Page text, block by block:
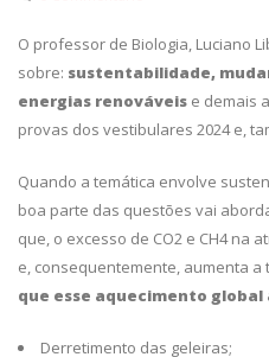
O professor de Biologia, Luciano
sobre: sustentabilidade,
energias renováveis e demais
provas dos vestibulares 2024 e,
Quando a temática envolve
boa parte das questões vai
que, o excesso de CO2 e CH4 na
e, consequentemente, aumenta
que esse aquecimento
Derretimento das geleiras;